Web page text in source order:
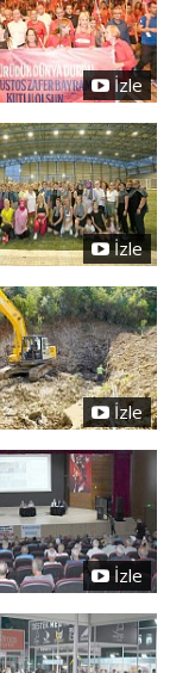
İzle
İzle
İzle
İzle